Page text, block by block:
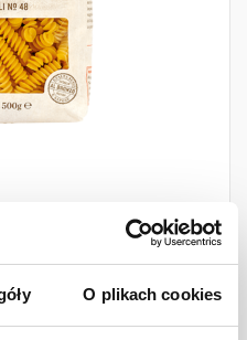
O plikach cookies
Świderki
g